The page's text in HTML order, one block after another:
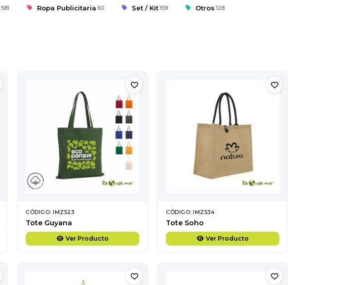
581 Ropa Publicitaria 60 Set / Kit159 Otros 128
CÓDIGO: IMZ523
Tote Guyana
Ver Producto
CÓDIGO: IMZ534
Tote Soho
Ver Producto